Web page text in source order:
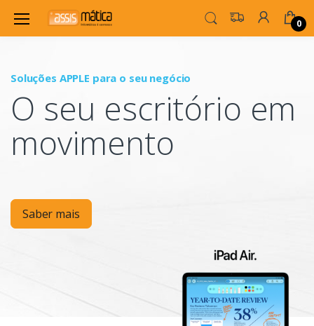
0
Soluções APPLE para o seu negócio
O seu escritório em
movimento
Saber mais